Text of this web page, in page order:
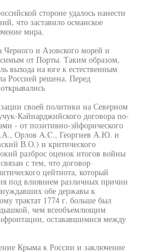
стороне удалось нанести
что заставило османское
мира.
Черного и Азовского морей и
от Порты. Таким образом,
выхода на юге к естественным
Россией решена. Перед
своей политики на Северном
Кайнарджийского договора по-
- от позитивно-эйфорического
Орлов A.C., Георгиев А.Ю. и
В.О.) и критического
разброс оценок итогов войны
с тем, что договор
цейтнота, который
под влиянием различных причин
обе державы к
трактат 1774 г. больше был
чем всеобъемлющим
остававшимися между
Крыма к России и заключение